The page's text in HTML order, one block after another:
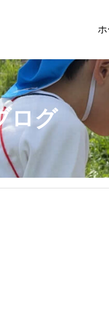
ホ
園児募集
２０２７年入園
サ
ログ